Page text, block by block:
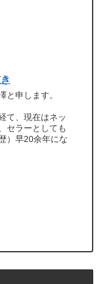
と申します。
て、現在はネッ
セラーとしても
）早20余年にな